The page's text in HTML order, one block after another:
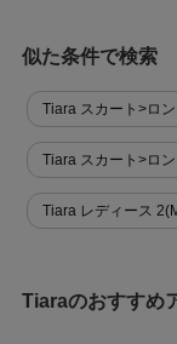
似た条件で検索
Tiara スカート>ロ
Tiara スカート>ロ
Tiara レディース
Tiaraのおすすめ